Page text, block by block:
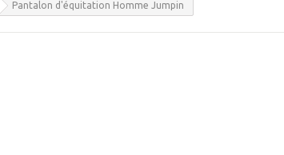
Pantalon d'équitation Homme Jumpin